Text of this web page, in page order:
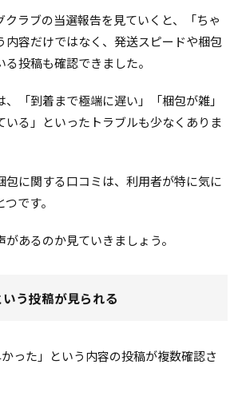
クラブの当選報告を見ていくと、「ちゃ
内容だけではなく、発送スピードや梱包
投稿も確認できました。
「到着まで極端に遅い」「梱包が雑」
いる」といったトラブルも少なくありま
包に関する口コミは、利用者が特に気に
です。
あるのか見ていきましょう。
う投稿が見られる
った」という内容の投稿が複数確認さ